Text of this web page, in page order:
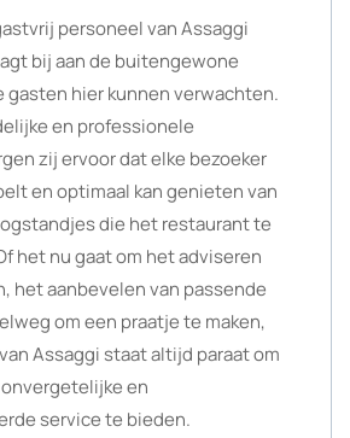
personeel van Assaggi
bij aan de buitengewone
gasten hier kunnen verwachten.
en professionele
zij ervoor dat elke bezoeker
en optimaal kan genieten van
die het restaurant te
het nu gaat om het adviseren
het aanbevelen van passende
om een praatje te maken,
Assaggi staat altijd paraat om
en
service te bieden.